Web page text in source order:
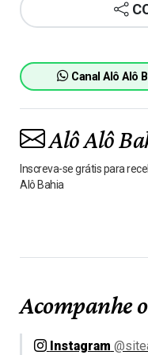
Canal Alô Alô
Alô Alô
Inscreva-se grátis para
Alô Bahia
Acompanhe
Instagram